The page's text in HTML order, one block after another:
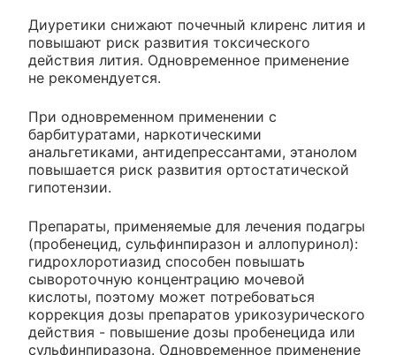
Диуретики снижают почечный клиренс лития и
повышают риск развития токсического
действия лития. Одновременное применение
не рекомендуется.
При одновременном применении с
барбитуратами, наркотическими
анальгетиками, антидепрессантами, этанолом
повышается риск развития ортостатической
гипотензии.
Препараты, применяемые для лечения подагры
(пробенецид, сульфинпиразон и аллопуринол):
гидрохлоротиазид способен повышать
сывороточную концентрацию мочевой
кислоты, поэтому может потребоваться
коррекция дозы препаратов урикозурического
действия - повышение дозы пробенецида или
сульфинпиразона. Одновременное применение